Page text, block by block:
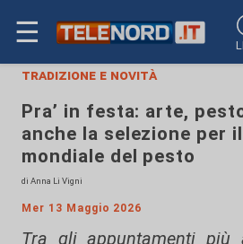
☰
tradizione e novità
Pra’ in festa: arte,
anche la selezione per
mondiale del pesto
di Anna Li Vigni
Mer 13 Maggio 2026
Tra gli appuntamenti più